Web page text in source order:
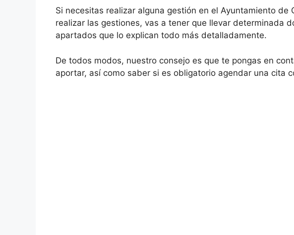
Si necesitas realizar alguna gestión en el Ayuntamiento
realizar las gestiones, vas a tener que llevar determinada
apartados que lo explican todo más detalladamente.
De todos modos, nuestro consejo es que te pongas en
aportar, así como saber si es obligatorio agendar una cita